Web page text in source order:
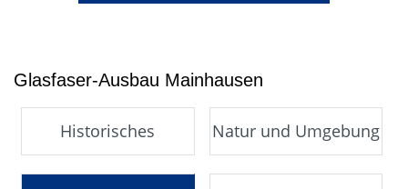
Glasfaser-Ausbau Mainhausen
Historisches Natur und Umgebung